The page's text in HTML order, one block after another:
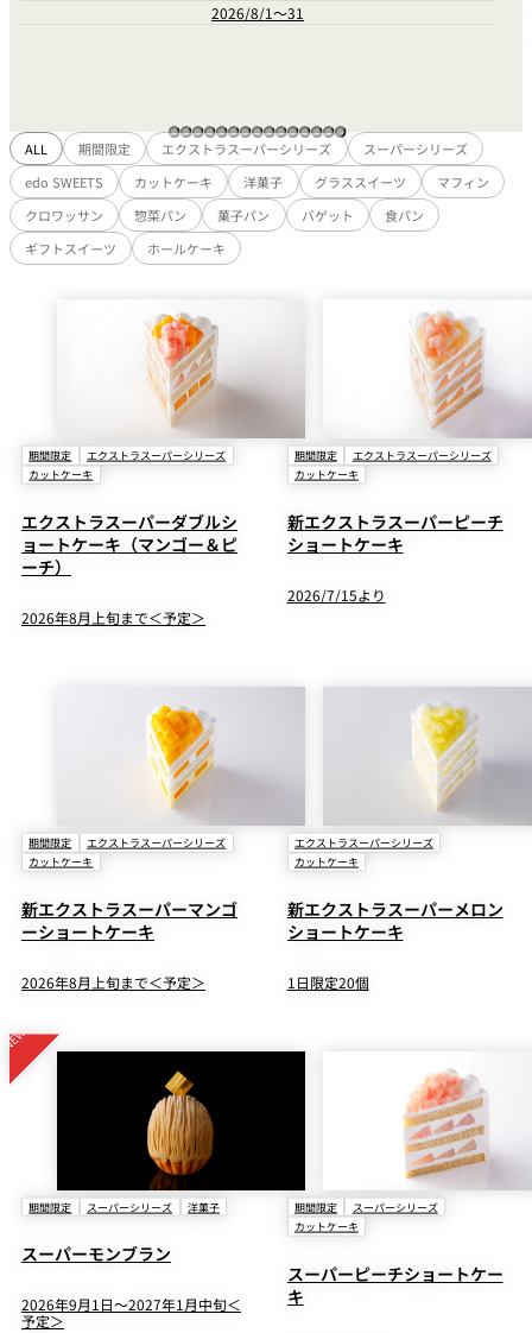
2026/8/1～31
ALL 期間限定 エクストラスーパーシリーズ
スーパーシリーズ
edo SWEETS
カットケーキ 洋菓子 グラススイーツ
マフィン
クロワッサン
惣菜パン 菓子パン バゲット
食パン
ギフトスイーツ
ホールケーキ
期間限定
エクストラスーパーシリーズ
カットケーキ
エクストラスーパーダブルシ
ョートケーキ（マンゴー＆ピ
ーチ）
2026年8月上旬まで＜予定＞
期間限定
エクストラスーパーシリーズ
カットケーキ
新エクストラスーパーピーチ
ショートケーキ
2026/7/15より
期間限定
エクストラスーパーシリーズ
カットケーキ
新エクストラスーパーマンゴ
ーショートケーキ
2026年8月上旬まで＜予定＞
エクストラスーパーシリーズ
カットケーキ
新エクストラスーパーメロン
ショートケーキ
1日限定20個
期間限定 スーパーシリーズ 洋菓子
スーパーモンブラン
2026年9月1日～2027年1月中旬＜
予定＞
期間限定
スーパーシリーズ
カットケーキ
スーパーピーチショートケー
キ